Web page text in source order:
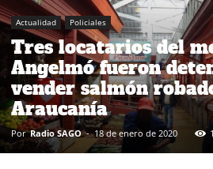
Actualidad Policiales
Tres locatarios del
Angelmó fueron
vender salmón
Araucanía
Por Radio SAGO - 18 de enero de 2020